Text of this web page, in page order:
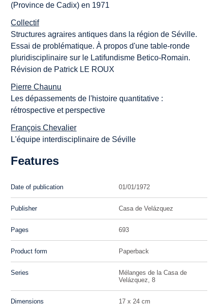
(Province de Cadix) en 1971
Collectif
Structures agraires antiques dans la région de Séville.
Essai de problématique. À propos d'une table-ronde
pluridisciplinaire sur le Latifundisme Betico-Romain.
Révision de Patrick LE ROUX
Pierre Chaunu
Les dépassements de l'histoire quantitative :
rétrospective et perspective
François Chevalier
L'équipe interdisciplinaire de Séville
Features
Date of publication 01/01/1972
Publisher Casa de Velázquez
Pages 693
Product form Paperback
Series
Mélanges de la Casa de
Velázquez, 8
Dimensions 17 x 24 cm